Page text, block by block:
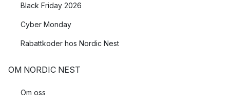
Black Friday 2026
Cyber Monday
Rabattkoder hos Nordic Nest
OM NORDIC NEST
Om oss